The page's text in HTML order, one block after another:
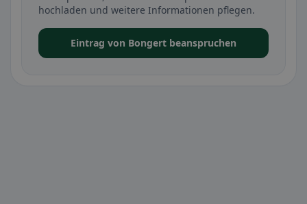
hochladen und weitere Informationen pflegen.
Eintrag von Bongert beanspruchen